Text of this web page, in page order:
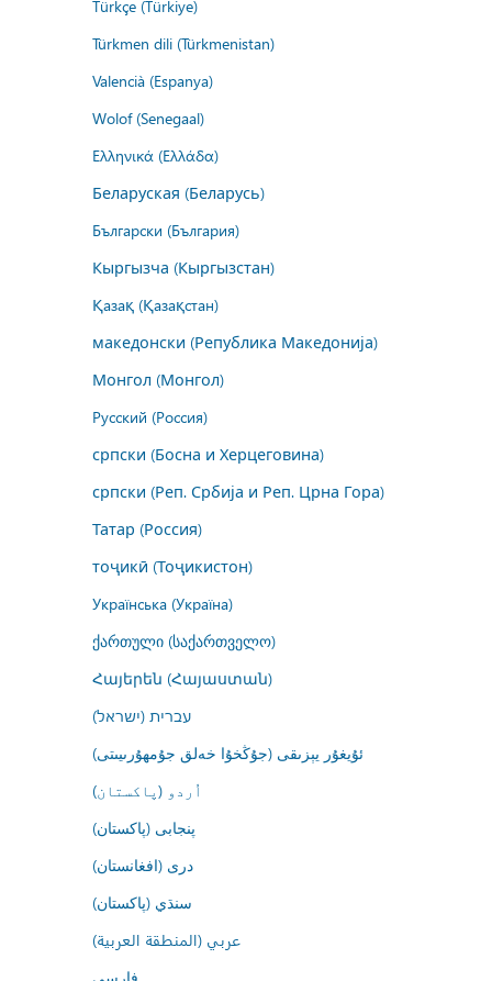
Türkçe (Türkiye)
Türkmen dili (Türkmenistan)
Valencià (Espanya)
Wolof (Senegaal)
Ελληνικά (Ελλάδα)
Беларуская (Беларусь)
Български (България)
Кыргызча (Кыргызстан)
Қазақ (Қазақстан)
македонски (Република Македонија)
Монгол (Монгол)
Русский (Россия)
српски (Босна и Херцеговина)
српски (Реп. Србија и Реп. Црна Гора)
Татар (Россия)
тоҷикӣ (Тоҷикистон)
Українська (Україна)
ქართული (საქართველო)
Հայերեն (Հայաստան)
עברית (ישראל)
ئۇيغۇر يېزىقى (جۇڭخۇا خەلق جۇمھۇرىيىتى)
اُردو (پاکستان)
پنجابی (پاکستان)
درى (افغانستان)
سنڌي (پاکستان)
عربي (المنطقة العربية)
فارسى